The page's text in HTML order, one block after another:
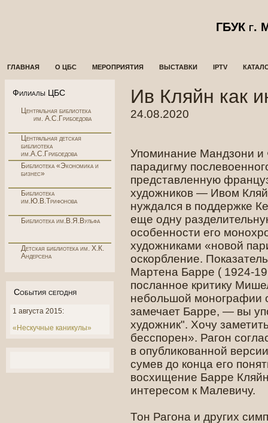
ГБУК г.
ГЛАВНАЯ О ЦБС МЕРОПРИЯТИЯ ВЫСТАВКИ IPTV
Филиалы ЦБС
Центральная библиотека
им. А.С.Грибоедова
Центральная детская
библиотека
им.А.С.Грибоедова
Библиотека «Экономика и
бизнес»
Библиотека
им.Ю.В.Трифонова
Библиотека им.В.Я.Вульфа
Детская библиотека им. Х.К.
Андерсена
События сегодня
1 августа 2015:
«Нескучные каникулы»
Ив Кляйн как
24.08.2020
Упоминание Мандзони и
парадигму
представленную
художников — Ивом
нуждался в поддержке
еще одну
особенности его
художниками «новой
оскорбление.
Мартена Барре ( 1924-
посланное критику
небольшой монографии
замечает Барре, — вы
художник". Хочу
бесспорен». Рагон
в опубликованной
сумев до конца его
восхищение Барре
интересом к Малевичу.
Тон Рагона и других